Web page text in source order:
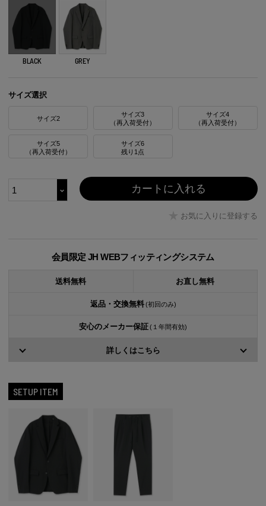
BLACK GREY
サイズ選択
サイズ2
サイズ3
（再入荷受付）
サイズ4
（再入荷受付）
サイズ5
（再入荷受付）
サイズ6
残り1点
お気に入りに登録する
カートに入れる
会員限定 JH WEBフィッティングシステム
送料無料 お直し無料
返品・交換無料 (初回のみ)
安心のメーカー保証(１年間有効)
詳しくはこちら
SETUP ITEM